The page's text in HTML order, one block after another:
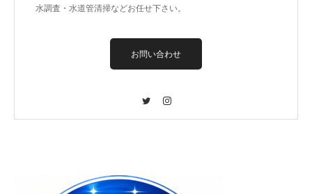
水調査・水道管清掃などお任せ下さい。
お問い合わせ
Twitter